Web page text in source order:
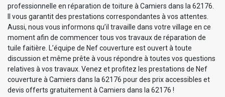
professionnelle en réparation de toiture à Camiers dans la 62176.
Il vous garantit des prestations correspondantes à vos attentes.
Aussi, nous vous informons qu’il travaille dans votre village en ce
moment afin de commencer tous vos travaux de réparation de
tuile faitière. L’équipe de Nef couverture est ouvert à toute
discussion et même prête à vous répondre à toutes vos questions
relatives à vos travaux. Venez et profitez les prestations de Nef
couverture à Camiers dans la 62176 pour des prix accessibles et
devis offerts gratuitement à Camiers dans la 62176 !